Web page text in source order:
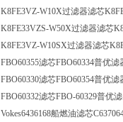
K8FE3VZ-W10X过滤器滤芯
K8FE33VZS-W50X过滤器滤芯
K8FE3VZ-W10SX过滤器滤芯
FBO60355滤芯FBO60334普优滤
FBO60330滤芯FBO60354普优
FBO60332滤芯FBO-60329普优
Vokes6436168船燃油滤芯